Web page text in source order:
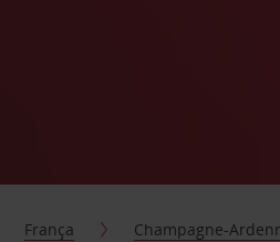
França Champagne-